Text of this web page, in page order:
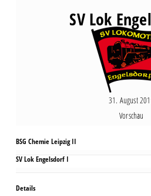
SV Lok
31. August
Vorschau
BSG Chemie Leipzig II
SV Lok Engelsdorf I
Details